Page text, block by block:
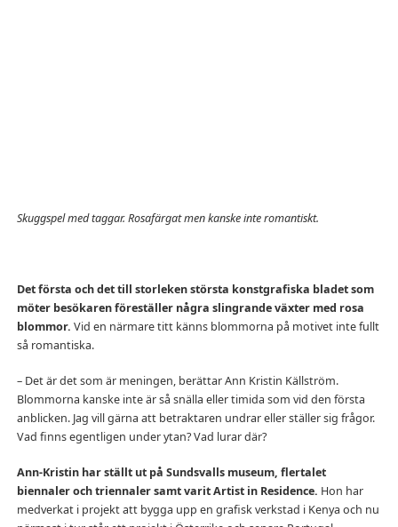
Skuggspel med taggar. Rosafärgat men kanske inte romantiskt.
Det första och det till storleken största konstgrafiska bladet som
möter besökaren föreställer några slingrande växter med rosa
blommor. Vid en närmare titt känns blommorna på motivet inte fullt
så romantiska.
– Det är det som är meningen, berättar Ann Kristin Källström.
Blommorna kanske inte är så snälla eller timida som vid den första
anblicken. Jag vill gärna att betraktaren undrar eller ställer sig frågor.
Vad finns egentligen under ytan? Vad lurar där?
Ann-Kristin har ställt ut på Sundsvalls museum, flertalet
biennaler och triennaler samt varit Artist in Residence. Hon har
medverkat i projekt att bygga upp en grafisk verkstad i Kenya och nu